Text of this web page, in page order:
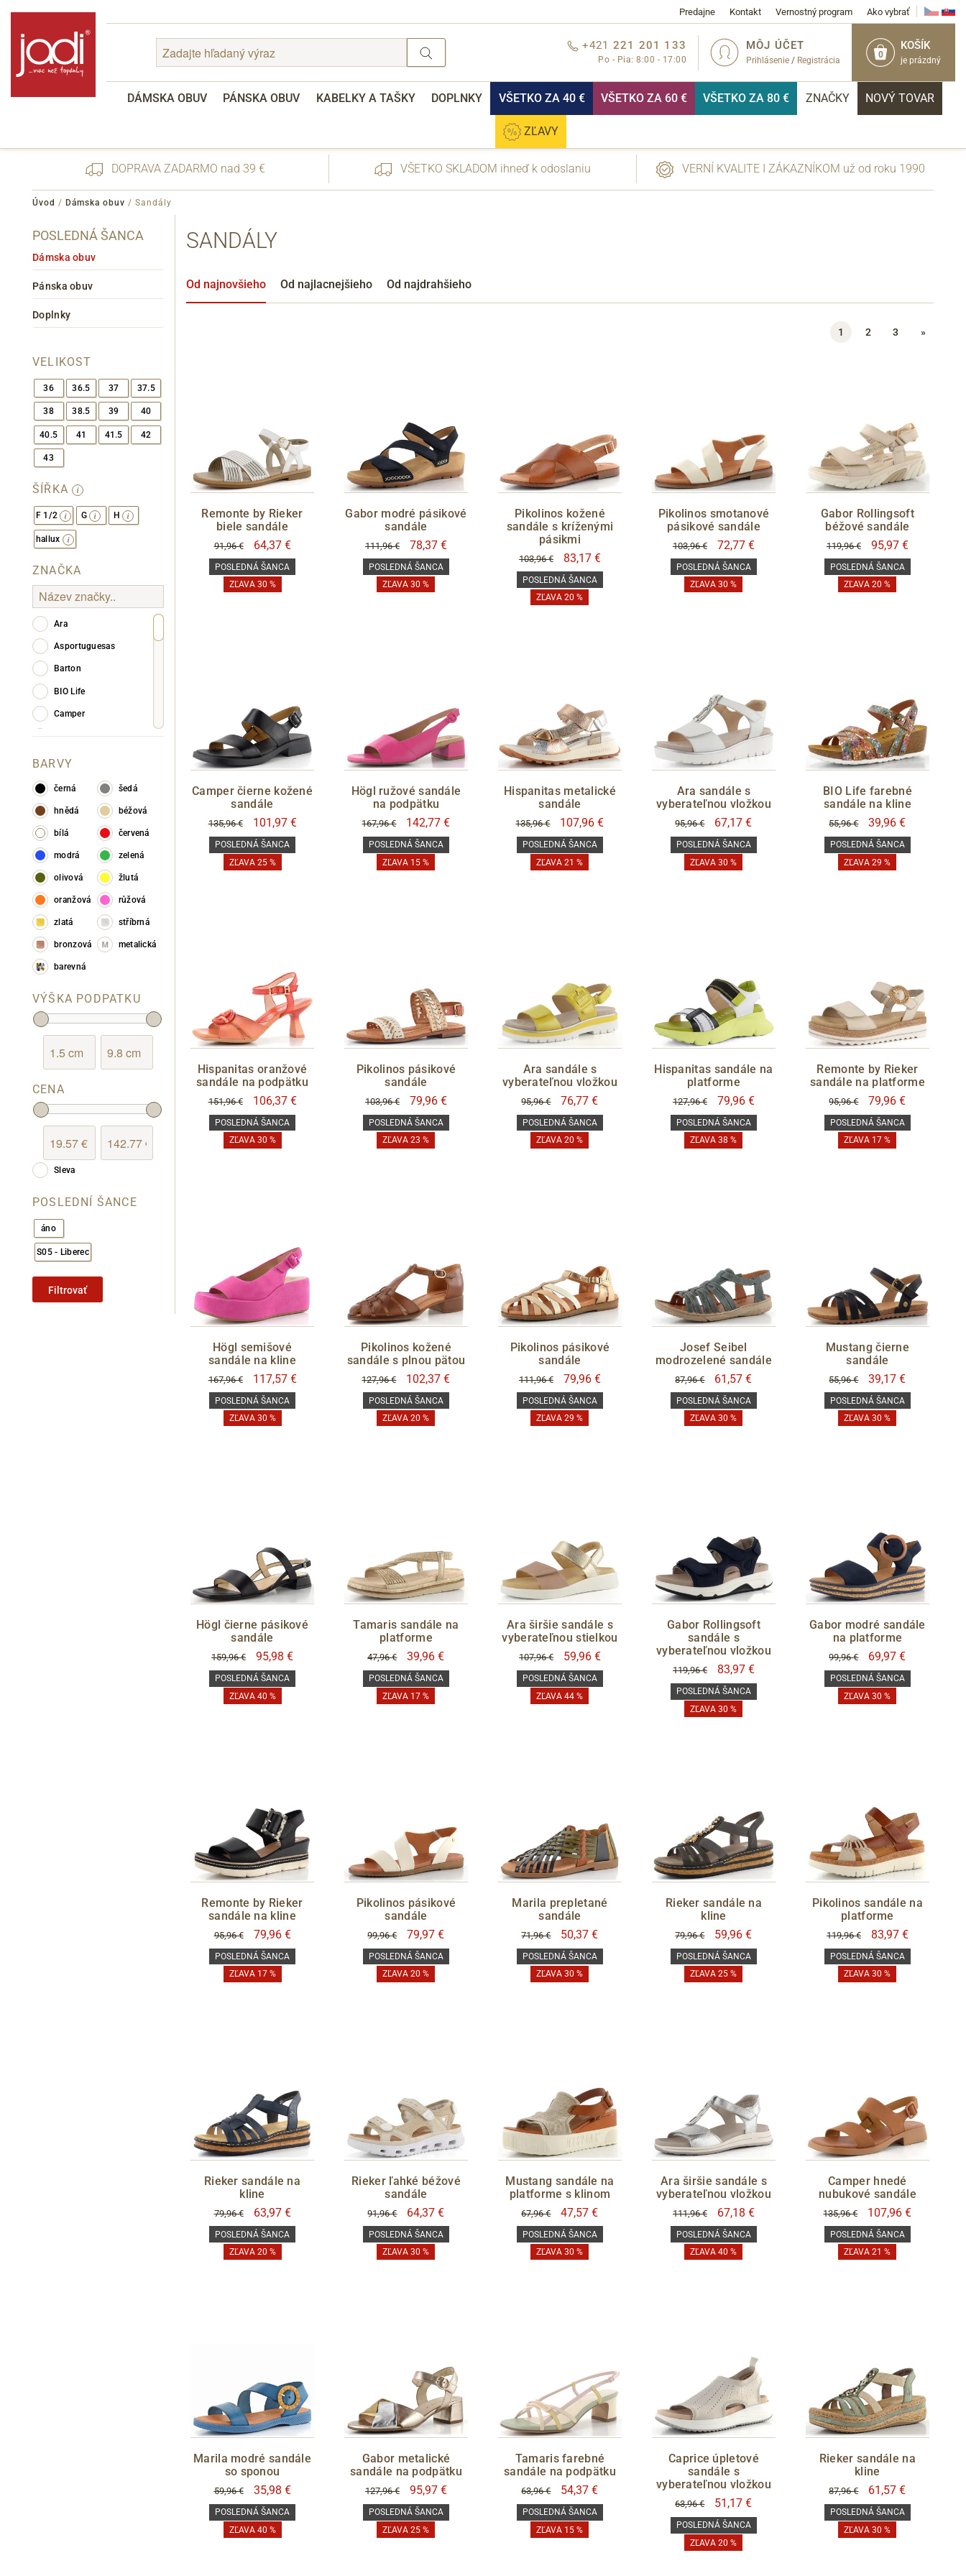
Predajne Kontakt Vernostný program Ako vybrať
0
KOŠÍK
je prázdný
MÔJ ÚČET
Prihlásenie / Registrácia
+421 221 201 133
Po - Pia: 8:00 - 17:00
DÁMSKA OBUV PÁNSKA OBUV KABELKY A TAŠKY DOPLNKY VŠETKO ZA 40 € VŠETKO ZA 60 € VŠETKO ZA 80 € ZNAČKY NOVÝ TOVAR
ZĽAVY
Zabudnuté heslo
Informace o
DOPRAVA ZADARMO nad 39 € VŠETKO SKLADOM ihneď k odoslaniu VERNÍ KVALITE I ZÁKAZNÍKOM už od roku 1990
Úvod / Dámska obuv / Sandály
SANDÁLY
POSLEDNÁ ŠANCA
Dámska obuv
Pánska obuv
Doplnky
VELIKOST
36 36.5 37 37.5
38 38.5 39 40
40.5 41 41.5 42
43
ŠÍŘKA
F 1/2 G H
hallux
ZNAČKA
Ara
Asportuguesas
Barton
BIO Life
Camper
Fly London
Josef Seibel
Menbur
Pikolinos
Rieker
Tamaris
Wonders
BARVY
černá šedá
hnědá béžová
bílá červená
modrá zelená
olivová žlutá
oranžová růžová
zlatá stříbrná
bronzová metalická
barevná
VÝŠKA PODPATKU
CENA
Sleva
POSLEDNÍ ŠANCE
áno
S05 - Liberec
Filtrovať
Od najnovšieho Od najlacnejšieho Od najdrahšieho
1 2 3 »
Remonte by Rieker
biele sandále
91,96 € 64,37 €
POSLEDNÁ ŠANCA
ZĽAVA 30 %
Gabor modré pásikové
sandále
111,96 € 78,37 €
POSLEDNÁ ŠANCA
ZĽAVA 30 %
Pikolinos kožené
sandále s kríženými
pásikmi
103,96 € 83,17 €
POSLEDNÁ ŠANCA
ZĽAVA 20 %
Pikolinos smotanové
pásikové sandále
103,96 € 72,77 €
POSLEDNÁ ŠANCA
ZĽAVA 30 %
Gabor Rollingsoft
béžové sandále
119,96 € 95,97 €
POSLEDNÁ ŠANCA
ZĽAVA 20 %
Camper čierne kožené
sandále
135,96 € 101,97 €
POSLEDNÁ ŠANCA
ZĽAVA 25 %
Högl ružové sandále
na podpätku
167,96 € 142,77 €
POSLEDNÁ ŠANCA
ZĽAVA 15 %
Hispanitas metalické
sandále
135,96 € 107,96 €
POSLEDNÁ ŠANCA
ZĽAVA 21 %
Ara sandále s
vyberateľnou vložkou
95,96 € 67,17 €
POSLEDNÁ ŠANCA
ZĽAVA 30 %
BIO Life farebné
sandále na kline
55,96 € 39,96 €
POSLEDNÁ ŠANCA
ZĽAVA 29 %
Hispanitas oranžové
sandále na podpätku
151,96 € 106,37 €
POSLEDNÁ ŠANCA
ZĽAVA 30 %
Pikolinos pásikové
sandále
103,96 € 79,96 €
POSLEDNÁ ŠANCA
ZĽAVA 23 %
Ara sandále s
vyberateľnou vložkou
95,96 € 76,77 €
POSLEDNÁ ŠANCA
ZĽAVA 20 %
Hispanitas sandále na
platforme
127,96 € 79,96 €
POSLEDNÁ ŠANCA
ZĽAVA 38 %
Remonte by Rieker
sandále na platforme
95,96 € 79,96 €
POSLEDNÁ ŠANCA
ZĽAVA 17 %
Högl semišové
sandále na kline
167,96 € 117,57 €
POSLEDNÁ ŠANCA
ZĽAVA 30 %
Pikolinos kožené
sandále s plnou pätou
127,96 € 102,37 €
POSLEDNÁ ŠANCA
ZĽAVA 20 %
Pikolinos pásikové
sandále
111,96 € 79,96 €
POSLEDNÁ ŠANCA
ZĽAVA 29 %
Josef Seibel
modrozelené sandále
87,96 € 61,57 €
POSLEDNÁ ŠANCA
ZĽAVA 30 %
Mustang čierne
sandále
55,96 € 39,17 €
POSLEDNÁ ŠANCA
ZĽAVA 30 %
Högl čierne pásikové
sandále
159,96 € 95,98 €
POSLEDNÁ ŠANCA
ZĽAVA 40 %
Tamaris sandále na
platforme
47,96 € 39,96 €
POSLEDNÁ ŠANCA
ZĽAVA 17 %
Ara širšie sandále s
vyberateľnou stielkou
107,96 € 59,96 €
POSLEDNÁ ŠANCA
ZĽAVA 44 %
Gabor Rollingsoft
sandále s
vyberateľnou vložkou
119,96 € 83,97 €
POSLEDNÁ ŠANCA
ZĽAVA 30 %
Gabor modré sandále
na platforme
99,96 € 69,97 €
POSLEDNÁ ŠANCA
ZĽAVA 30 %
Remonte by Rieker
sandále na kline
95,96 € 79,96 €
POSLEDNÁ ŠANCA
ZĽAVA 17 %
Pikolinos pásikové
sandále
99,96 € 79,97 €
POSLEDNÁ ŠANCA
ZĽAVA 20 %
Marila prepletané
sandále
71,96 € 50,37 €
POSLEDNÁ ŠANCA
ZĽAVA 30 %
Rieker sandále na
kline
79,96 € 59,96 €
POSLEDNÁ ŠANCA
ZĽAVA 25 %
Pikolinos sandále na
platforme
119,96 € 83,97 €
POSLEDNÁ ŠANCA
ZĽAVA 30 %
Rieker sandále na
kline
79,96 € 63,97 €
POSLEDNÁ ŠANCA
ZĽAVA 20 %
Rieker ľahké béžové
sandále
91,96 € 64,37 €
POSLEDNÁ ŠANCA
ZĽAVA 30 %
Mustang sandále na
platforme s klinom
67,96 € 47,57 €
POSLEDNÁ ŠANCA
ZĽAVA 30 %
Ara širšie sandále s
vyberateľnou vložkou
111,96 € 67,18 €
POSLEDNÁ ŠANCA
ZĽAVA 40 %
Camper hnedé
nubukové sandále
135,96 € 107,96 €
POSLEDNÁ ŠANCA
ZĽAVA 21 %
Marila modré sandále
so sponou
59,96 € 35,98 €
POSLEDNÁ ŠANCA
ZĽAVA 40 %
Gabor metalické
sandále na podpätku
127,96 € 95,97 €
POSLEDNÁ ŠANCA
ZĽAVA 25 %
Tamaris farebné
sandále na podpätku
63,96 € 54,37 €
POSLEDNÁ ŠANCA
ZĽAVA 15 %
Caprice úpletové
sandále s
vyberateľnou vložkou
63,96 € 51,17 €
POSLEDNÁ ŠANCA
ZĽAVA 20 %
Rieker sandále na
kline
87,96 € 61,57 €
POSLEDNÁ ŠANCA
ZĽAVA 30 %